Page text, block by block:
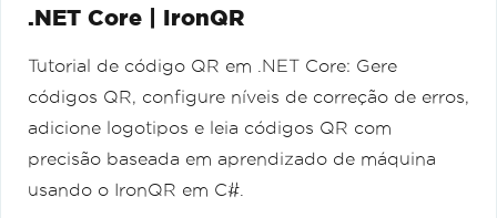
.NET Core | IronQR
Tutorial de código QR em .NET Core: Gere
códigos QR, configure níveis de correção de erros,
adicione logotipos e leia códigos QR com
precisão baseada em aprendizado de máquina
usando o IronQR em C#.